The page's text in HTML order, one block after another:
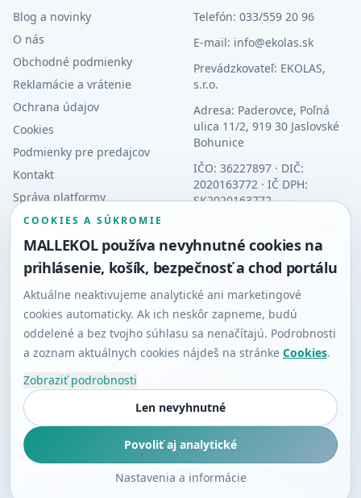
Blog a novinky
O nás
Obchodné podmienky
Reklamácie a vrátenie
Ochrana údajov
Cookies
Podmienky pre predajcov
Kontakt
Správa platformy
Telefón: 033/559 20 96
E-mail: info@ekolas.sk
Prevádzkovateľ: EKOLAS,
s.r.o.
Adresa: Paderovce, Poľná
ulica 11/2, 919 30 Jaslovské
Bohunice
IČO: 36227897 · DIČ:
2020163772 · IČ DPH:
SK2020163772
vložka 11025/T
Orgán dozoru: Slovenská
obchodná inšpekcia (SOI),
Inšpektorát SOI pre Trnavský kraj
Alternatívne riešenie sporov
Platforma riešenia sporov online
(RSO)
© MALLEKOL Marketplace | Prevádzkuje EKOLAS, s.r.o.
KARTABANKA
Mário Bulla
Návrh a architektúra systému • Vývoj a programovanie • Všetky práva
vyhradené
COOKIES A SÚKROMIE
MALLEKOL používa nevyhnutné cookies na
prihlásenie, košík, bezpečnosť a chod portálu
Aktuálne neaktivujeme analytické ani marketingové
cookies automaticky. Ak ich neskôr zapneme, budú
oddelené a bez tvojho súhlasu sa nenačítajú. Podrobnosti
a zoznam aktuálnych cookies nájdeš na stránke Cookies.
Zobraziť podrobnosti
Len nevyhnutné
Povoliť aj analytické
Nastavenia a informácie